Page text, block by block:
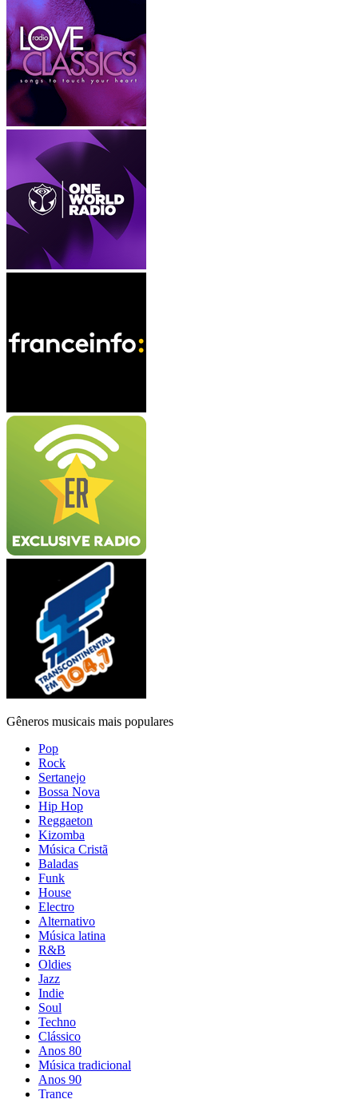
Gêneros musicais mais populares
Pop
Rock
Sertanejo
Bossa Nova
Hip Hop
Reggaeton
Kizomba
Música Cristã
Baladas
Funk
House
Electro
Alternativo
Música latina
R&B
Oldies
Jazz
Indie
Soul
Techno
Clássico
Anos 80
Música tradicional
Anos 90
Trance